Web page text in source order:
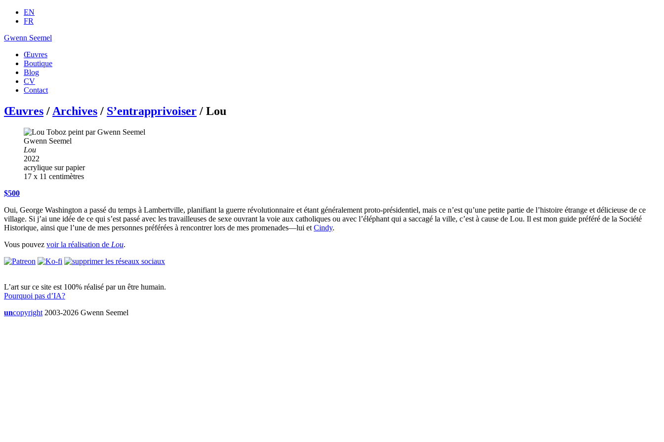
EN
FR
Gwenn Seemel
Œuvres
Boutique
Blog
CV
Contact
Œuvres / Archives / S’entrapprivoiser / Lou
Gwenn Seemel
Lou
2022
acrylique sur papier
17 x 11 centimètres
$500
Oui, George Washington a passé du temps à Lambertville, planifiant la guerre révolutionnaire et étant généralement proto-présidentiel, mais ce n’est qu’une petite partie de l’histoire étrange et délicieuse de ce
village. Si j’ai une idée de ce qui s’est passé avec les travailleuses de sexe ouvrant la voie aux catholiques ou avec l’éléphant qui a saccagé la ville, c’est à cause de Lou. Il est mon guide préféré de la Société
Historique, ainsi que l’une de mes personnes préférées à rencontrer lors de mes promenades—lui et Cindy.
Vous pouvez voir la réalisation de Lou.
L’art sur ce site est 100% réalisé par un être humain.
Pourquoi pas d’IA?
uncopyright 2003-2026 Gwenn Seemel